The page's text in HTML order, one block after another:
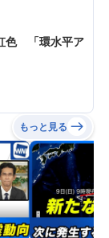
色 「環水平ア
もっと見る